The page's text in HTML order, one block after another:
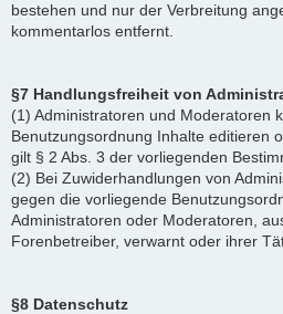
bestehen und nur der Verbreitung
kommentarlos entfernt.
§7 Handlungsfreiheit von
(1) Administratoren und Moderatoren
Benutzungsordnung Inhalte editieren
gilt § 2 Abs. 3 der vorliegenden
(2) Bei Zuwiderhandlungen von
gegen die vorliegende
Administratoren oder Moderatoren,
Forenbetreiber, verwarnt oder ihrer
§8 Datenschutz